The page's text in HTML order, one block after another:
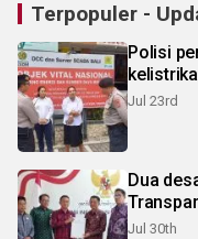
Terpopuler -
Polisi
Jul 23rd
Dua
Jul 30th